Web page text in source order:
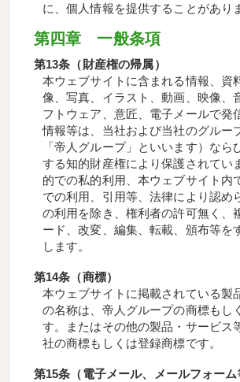
に、個人情報を提供することがあり
第四章 一般条項
第13条（財産権の帰属）
本ウェブサイトに含まれる情報、資
像、写真、イラスト、動画、映像、
フトウェア、意匠、電子メールで発
情報等は、当社および当社のグルー
「帝人グループ」といいます）なら
する知的財産権により保護されてい
的での私的利用、本ウェブサイト内
での利用、引用等、法律により認め
の利用を除き、権利者の許可無く、
ード、改変、編集、転載、頒布等を
します。
第14条（商標）
本ウェブサイトに掲載されている製
の名称は、帝人グループの商標もし
す。またはその他の製品・サービス
社の商標もしくは登録商標です。
第15条（電子メール、メールフォーム